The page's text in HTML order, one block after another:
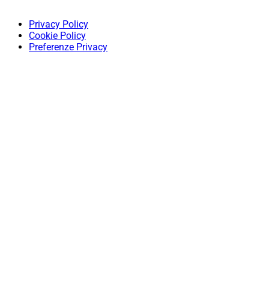
Privacy Policy
Cookie Policy
Preferenze Privacy